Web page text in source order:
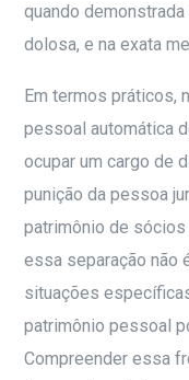
quando
dolosa, e na exata
Em termos práticos,
pessoal automática
ocupar um cargo de
punição da pessoa
patrimônio de
essa separação não
situações
patrimônio pessoal
Compreender essa